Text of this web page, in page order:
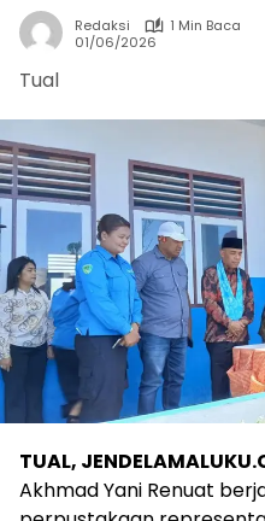
Redaksi
1 Min Baca
01/06/2026
Tual
TUAL,
Akhmad Yani Renuat